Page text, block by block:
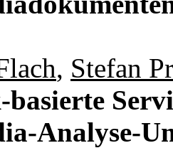
, Stefan
basierte
Analyse-